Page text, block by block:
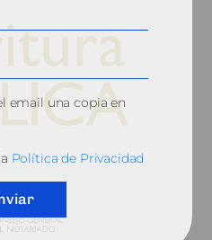
email una copia en
Política de Privacidad